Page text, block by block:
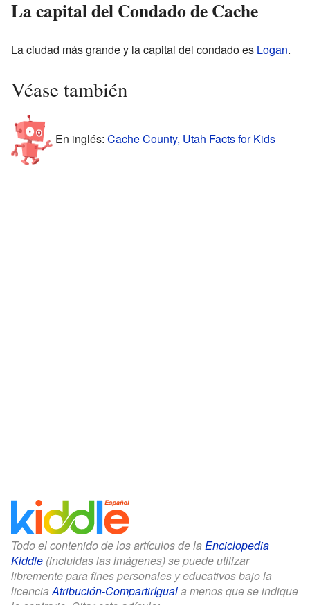
La capital del Condado de Cache
La ciudad más grande y la capital del condado es Logan.
Véase también
En inglés: Cache County, Utah Facts for Kids
Todo el contenido de los artículos de la Enciclopedia
Kiddle (incluidas las imágenes) se puede utilizar
libremente para fines personales y educativos bajo la
licenciaAtribución-CompartirIguala menos que se indique